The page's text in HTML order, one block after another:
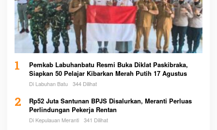
1
Pemkab Labuhanbatu Resmi Buka Diklat Paskibraka,
Siapkan 50 Pelajar Kibarkan Merah Putih 17 Agustus
Di Labuhan Batu 344 Dilihat
2
Rp52 Juta Santunan BPJS Disalurkan, Meranti Perluas
Perlindungan Pekerja Rentan
Di Kepulauan Meranti 341 Dilihat